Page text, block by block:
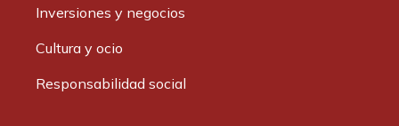
Inversiones y negocios
Cultura y ocio
Responsabilidad social